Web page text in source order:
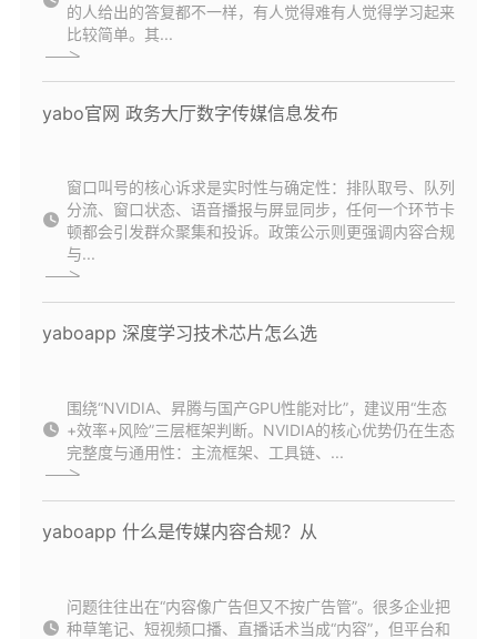
的人给出的答复都不一样，有人觉得难有人觉得学习起来
比较简单。其...
yabo官网 政务大厅数字传媒信息发布
窗口叫号的核心诉求是实时性与确定性：排队取号、队列
分流、窗口状态、语音播报与屏显同步，任何一个环节卡
顿都会引发群众聚集和投诉。政策公示则更强调内容合规
与...
yaboapp 深度学习技术芯片怎么选
围绕“NVIDIA、昇腾与国产GPU性能对比”，建议用“生态
+效率+风险”三层框架判断。NVIDIA的核心优势仍在生态
完整度与通用性：主流框架、工具链、...
yaboapp 什么是传媒内容合规？从
问题往往出在“内容像广告但又不按广告管”。很多企业把
种草笔记、短视频口播、直播话术当成“内容”，但平台和